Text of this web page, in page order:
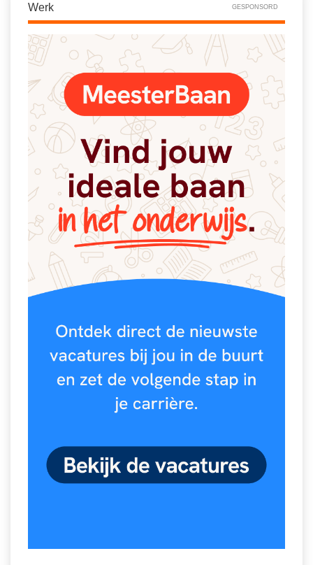
Werk GESPONSORD